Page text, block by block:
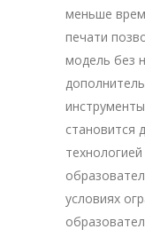
меньше
печати
модель без
становится
условиях